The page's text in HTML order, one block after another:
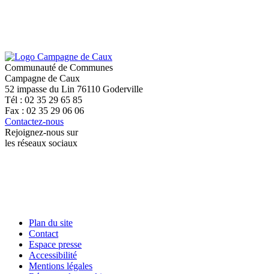
Communauté de Communes
Campagne de Caux
52 impasse du Lin 76110 Goderville
Tél : 02 35 29 65 85
Fax : 02 35 29 06 06
Contactez-nous
Rejoignez-nous sur
les réseaux sociaux
Plan du site
Contact
Espace presse
Accessibilité
Mentions légales